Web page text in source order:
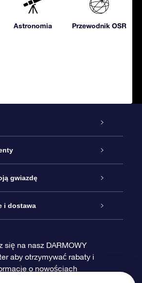
Astronomia Przewodnik OSR
Online
OSR
OSR
gwiazdę
Strona Gwiazdy
i dostawa
się na nasz DARMOWY
aby otrzymywać rabaty i
o nowościach